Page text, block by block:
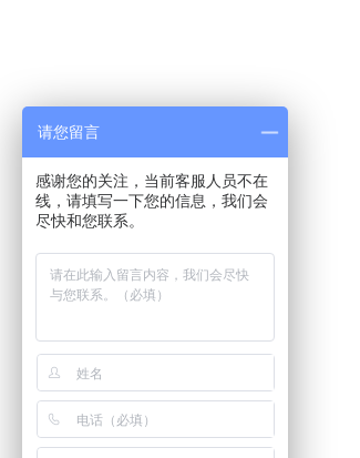
请您留言
感谢您的关注，当前客服人员不在
线，请填写一下您的信息，我们会
尽快和您联系。